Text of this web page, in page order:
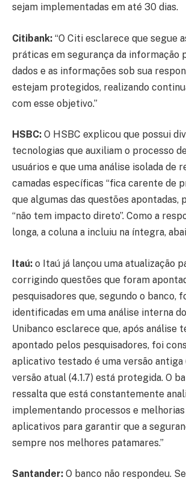
sejam implementadas em até 30 dias.
Citibank: “O Citi esclarece que segue
práticas em segurança da informação
dados e as informações sob sua
estejam protegidos, realizando
com esse objetivo.”
HSBC: O HSBC explicou que possui
tecnologias que auxiliam o processo
usuários e que uma análise isolada de
camadas específicas “fica carente de
que algumas das questões apontadas,
“não tem impacto direto”. Como a
longa, a coluna a incluiu na íntegra,
Itaú: o Itaú já lançou uma atualização
corrigindo questões que foram
pesquisadores que, segundo o banco,
identificadas em uma análise interna
Unibanco esclarece que, após análise
apontado pelos pesquisadores, foi
aplicativo testado é uma versão antiga
versão atual (4.1.7) está protegida. O
ressalta que está constantemente
implementando processos e melhorias
aplicativos para garantir que a
sempre nos melhores patamares.”
Santander: O banco não respondeu.